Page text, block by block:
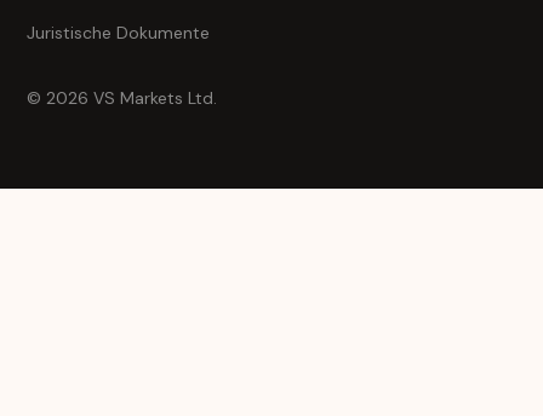
© 2026 VS Markets Ltd.
Juristische Dokumente